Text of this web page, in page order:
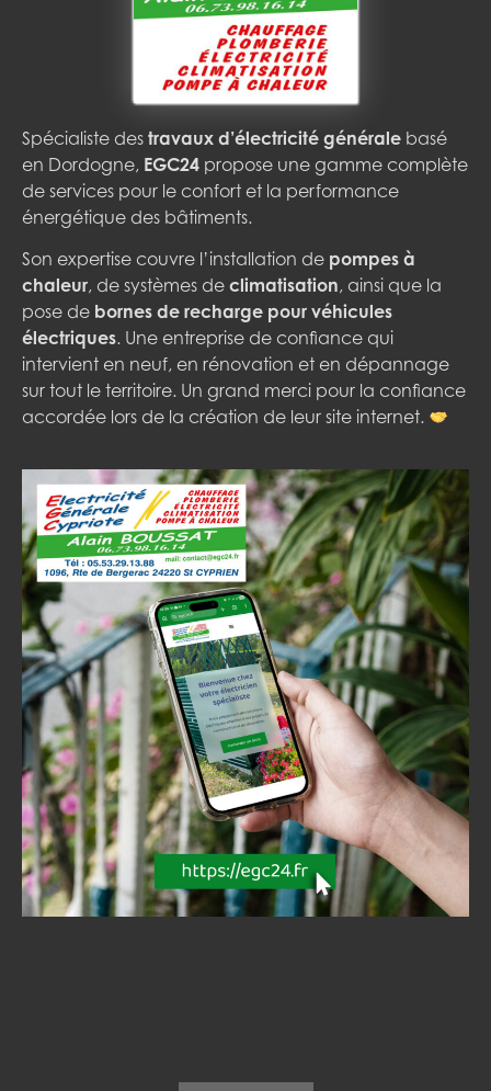
Spécialiste des travaux d’électricité générale basé
en Dordogne, EGC24 propose une gamme complète
de services pour le confort et la performance
énergétique des bâtiments.
Son expertise couvre l’installation de pompes à
chaleur, de systèmes de climatisation, ainsi que la
pose de bornes de recharge pour véhicules
électriques. Une entreprise de confiance qui
intervient en neuf, en rénovation et en dépannage
sur tout le territoire. Un grand merci pour la confiance
accordée lors de la création de leur site internet.